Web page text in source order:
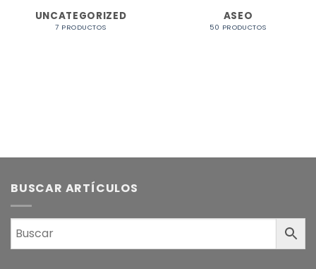
UNCATEGORIZED
7 PRODUCTOS
ASEO
50 PRODUCTOS
BUSCAR ARTÍCULOS